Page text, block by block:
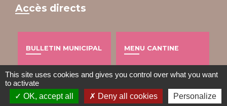
Accès directs
BULLETIN MUNICIPAL
import_contacts
MENU CANTINE
local_dining
This site uses cookies and gives you control over what you want
to activate
OK, accept all
Deny all cookies Personalize